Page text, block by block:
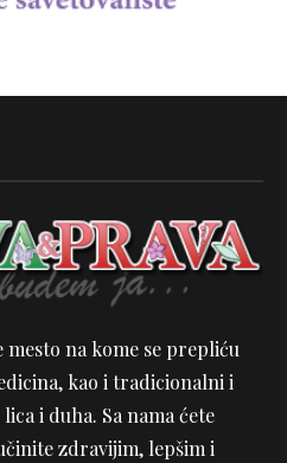
na kome se prepliću
kao i tradicionalni i
i duha. Sa nama ćete
zdravijim, lepšim i